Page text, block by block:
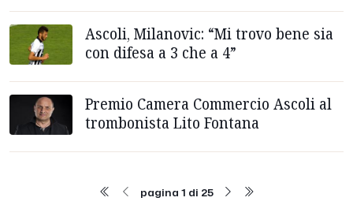
Ascoli, Milanovic: “Mi trovo bene sia
con difesa a 3 che a 4”
Premio Camera Commercio Ascoli al
trombonista Lito Fontana
pagina 1 di 25